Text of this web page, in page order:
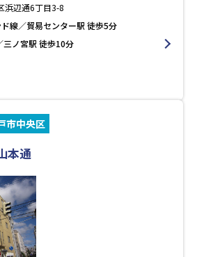
浜辺通6丁目3-8
線／貿易センター駅 徒歩5分
三ノ宮駅 徒歩10分
市中央区
本通